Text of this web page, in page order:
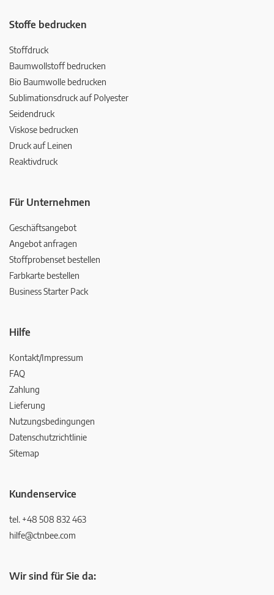
Stoffe bedrucken
Stoffdruck
Baumwollstoff bedrucken
Bio Baumwolle bedrucken
Sublimationsdruck auf Polyester
Seidendruck
Viskose bedrucken
Druck auf Leinen
Reaktivdruck
Für Unternehmen
Geschäftsangebot
Angebot anfragen
Stoffprobenset bestellen
Farbkarte bestellen
Business Starter Pack
Hilfe
Kontakt/Impressum
FAQ
Zahlung
Lieferung
Nutzungsbedingungen
Datenschutzrichtlinie
Sitemap
Kundenservice
tel. +48 508 832 463
hilfe@ctnbee.com
Wir sind für Sie da: